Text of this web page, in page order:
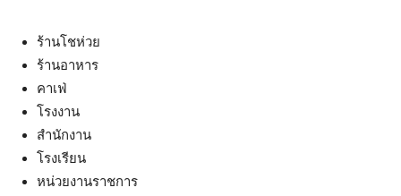
ร้านโชห่วย
ร้านอาหาร
คาเฟ่
โรงงาน
สำนักงาน
โรงเรียน
หน่วยงานราชการ